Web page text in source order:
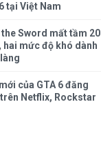
tại Việt Nam
Sword mất tầm 20
hai mức độ khó dành
của GTA 6 đăng
Netflix, Rockstar